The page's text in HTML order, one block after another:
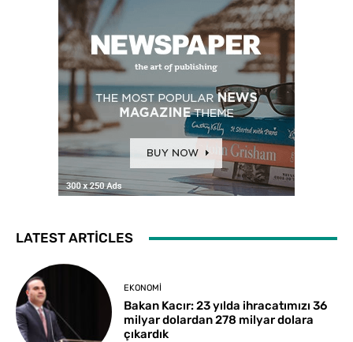
LATEST ARTICLES
EKONOMI
Bakan Kacır: 23 yılda ihracatımızı 36
milyar dolardan 278 milyar dolara
çıkardık